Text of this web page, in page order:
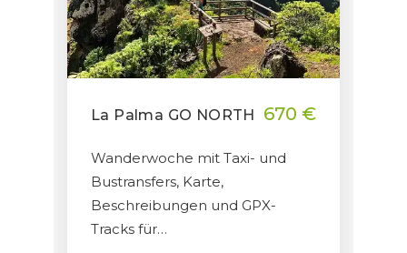
La Palma GO NORTH 670 €
Wanderwoche mit Taxi- und
Bustransfers, Karte,
Beschreibungen und GPX-
Tracks für…